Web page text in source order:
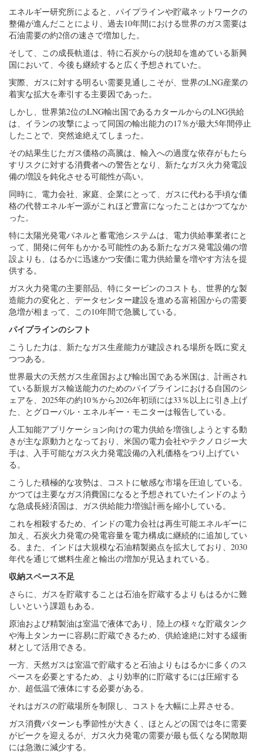
エネルギー研究所によると、パイプラインや貯蔵ネットワークの
整備が進んだことにより、過去10年間における世界のガス需要は
石油需要の約2倍の速さで増加した。
そして、この成長軌道は、特に石炭からの脱却を進めている新興
国において、今後も継続すると広く予想されていた。
実際、ガスに対する明るい需要見通しこそが、世界のLNG産業の
着実な拡大を牽引する主要因であった。
しかし、世界第2位のLNG輸出国であるカタールからのLNG供給
は、イランの攻撃によって同国の輸出能力の17％が最大5年間停止
したことで、突然途絶えてしまった。
その結果生じたガス価格の高騰は、輸入への過度な依存がもたら
すリスクに対する消費者への警告となり、新たなガス火力発電設
備の増設を鈍化させる可能性が高い。
同時に、電力会社、家庭、企業にとって、ガスに代わる手頃な価
格の代替エネルギー源がこれほど豊富になったことはかつてなか
った。
特に太陽光発電パネルと蓄電池システムは、電力供給事業者にと
って、開発に何年もかかる可能性のある新たなガス発電設備の増
設よりも、はるかに迅速かつ安価に電力供給量を増やす方法を提
供する。
ガス火力発電の主要部品、特にタービンのコストも、世界的な製
造能力の変化と、データセンター建設を進める富裕国からの需要
急増が相まって、この10年間で急騰している。
パイプラインのシフト
こうした力は、新たなガス生産能力が建設される場所を既に変え
つつある。
世界最大の天然ガス生産国および輸出国である米国は、計画され
ている新規ガス輸送能力のためのパイプラインにおける自国のシ
ェアを、2025年の約10％から2026年初頭には33％以上に引き上げ
た、とグローバル・エネルギー・モニターは報告している。
人工知能アプリケーション向けの電力供給を増強しようとする動
きが主な原動力となっており、米国の電力会社やテクノロジー大
手は、入手可能なガス火力発電設備の入札価格をつり上げてい
る。
こうした積極的な攻勢は、コストに敏感な市場を圧迫している。
かつては主要なガス消費国になると予想されていたインドのよう
な急成長経済国は、ガス供給能力増強計画を縮小している。
これを相殺するため、インドの電力会社は再生可能エネルギーに
加え、石炭火力発電の発電容量を電力構成に継続的に追加してい
る。また、インドは大規模な石油精製拠点を拡大しており、2030
年代を通じて燃料生産と輸出の増加が見込まれている。
収納スペース不足
さらに、ガスを貯蔵することは石油を貯蔵するよりもはるかに難
しいという課題もある。
原油および精製油は室温で液体であり、陸上の様々な貯蔵タンク
や海上タンカーに容易に貯蔵できるため、供給途絶に対する緩衝
材として活用できる。
一方、天然ガスは室温で貯蔵すると石油よりもはるかに多くのス
ペースを必要とするため、より効率的に貯蔵するには圧縮する
か、超低温で液体にする必要がある。
それはガスの貯蔵場所を制限し、コストを大幅に上昇させる。
ガス消費パターンも季節性が大きく、ほとんどの国では冬に需要
がピークを迎えるが、ガス火力発電の需要が最も低くなる閑散期
には急激に減少する。